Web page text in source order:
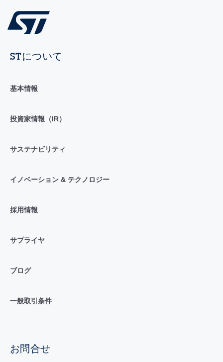
STについて
基本情報
投資家情報（IR）
サステナビリティ
イノベーション & テクノロジー
採用情報
サプライヤ
ブログ
一般取引条件
お問合せ